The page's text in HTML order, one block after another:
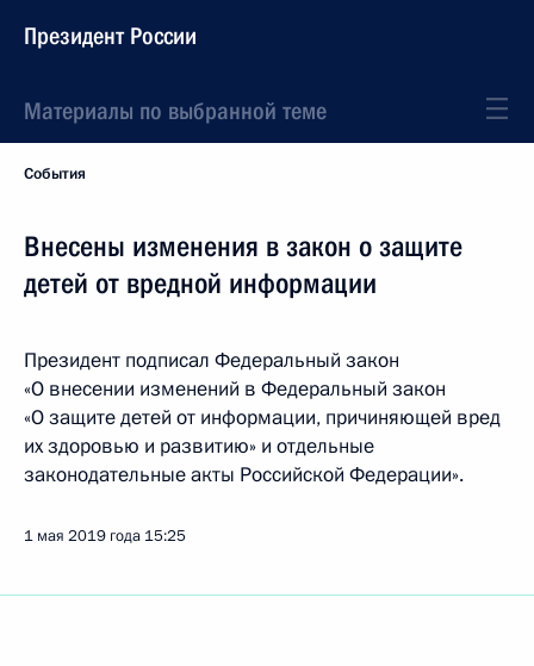
Президент России
Материалы по выбранной теме
События
Внесены изменения в закон о защите
детей от вредной информации
Президент подписал Федеральный закон
«О внесении изменений в Федеральный закон
«О защите детей от информации, причиняющей вред
их здоровью и развитию» и отдельные
законодательные акты Российской Федерации».
1 мая 2019 года 15:25